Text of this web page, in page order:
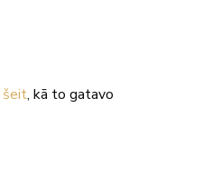
šeit, kā to gatavo